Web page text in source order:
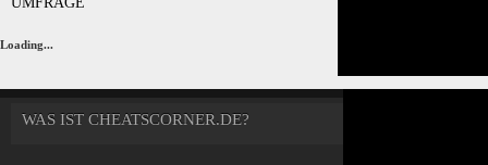
Loading...
WAS IST CHEATSCORNER.DE?